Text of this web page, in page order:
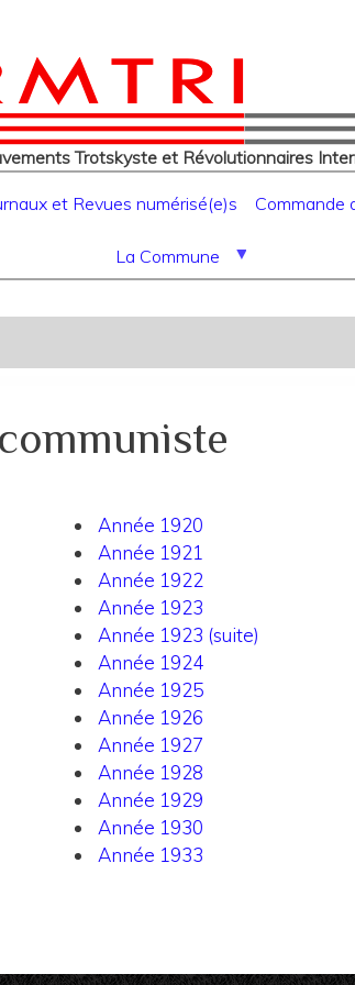
contenu
principal
Trotskyste et Révolutionnaires
et Revues numérisé(e)s Commande
La Commune
Année 1920
Année 1921
Année 1922
Année 1923
Année 1923 (suite)
Année 1924
Année 1925
Année 1926
Année 1927
Année 1928
Année 1929
Année 1930
Année 1933